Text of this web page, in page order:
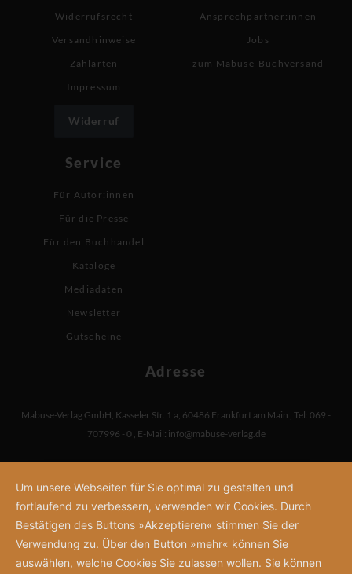
Widerrufsrecht
Versandhinweise
Zahlarten
Impressum
Widerruf
Ansprechpartner:innen
Jobs
zum Mabuse-Buchversand
Service
Für Autor:innen
Für die Presse
Für den Buchhandel
Kataloge
Mediadaten
Newsletter
Gutscheine
Adresse
Mabuse-Verlag GmbH, Kasseler Str. 1 a, 60486 Frankfurt am Main , Tel: 069 -
707996 - 0 , E-Mail: info@mabuse-verlag.de
Um unsere Webseiten für Sie optimal zu gestalten und
fortlaufend zu verbessern, verwenden wir Cookies. Durch
Bestätigen des Buttons »Akzeptieren« stimmen Sie der
Verwendung zu. Über den Button »mehr« können Sie
auswählen, welche Cookies Sie zulassen wollen. Sie können